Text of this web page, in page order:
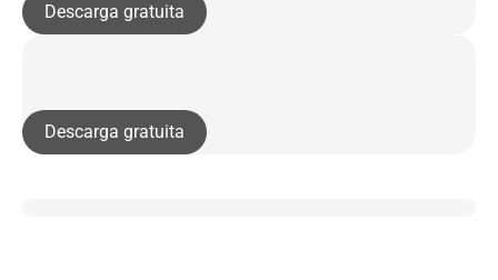
Descarga gratuita
Descarga gratuita